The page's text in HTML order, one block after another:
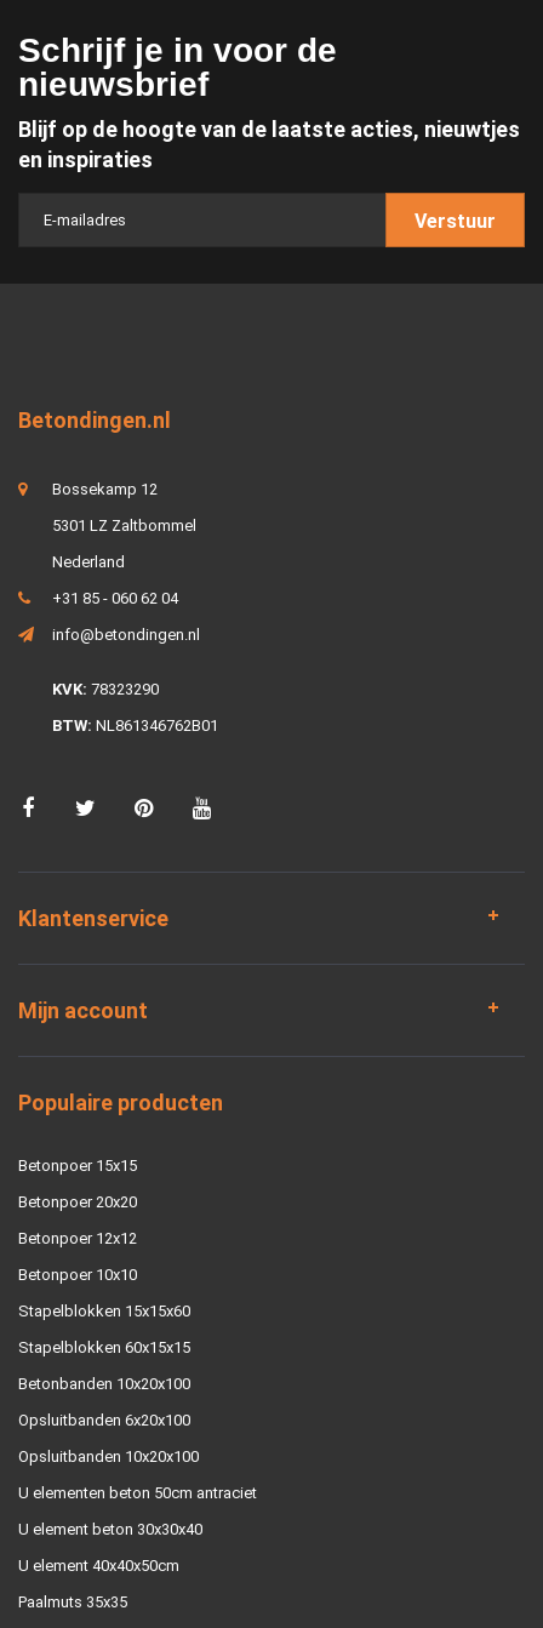
Schrijf je in voor de
nieuwsbrief
Blijf op de hoogte van de laatste acties, nieuwtjes
en inspiraties
Verstuur
Betondingen.nl
Bossekamp 12
5301 LZ Zaltbommel
Nederland
+31 85 - 060 62 04
info@betondingen.nl
KVK: 78323290
BTW: NL861346762B01
Klantenservice
Mijn account
Populaire producten
Betonpoer 15x15
Betonpoer 20x20
Betonpoer 12x12
Betonpoer 10x10
Stapelblokken 15x15x60
Stapelblokken 60x15x15
Betonbanden 10x20x100
Opsluitbanden 6x20x100
Opsluitbanden 10x20x100
U elementen beton 50cm antraciet
U element beton 30x30x40
U element 40x40x50cm
Paalmuts 35x35